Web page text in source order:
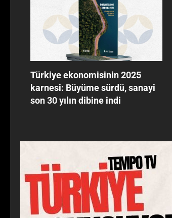
Türkiye ekonomisinin 2025
karnesi: Büyüme sürdü, sanayi
son 30 yılın dibine indi